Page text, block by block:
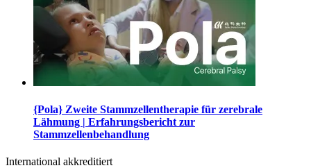
{Pola} Zweite Stammzellentherapie für zerebrale
Lähmung | Erfahrungsbericht zur
Stammzellenbehandlung
International akkreditiert